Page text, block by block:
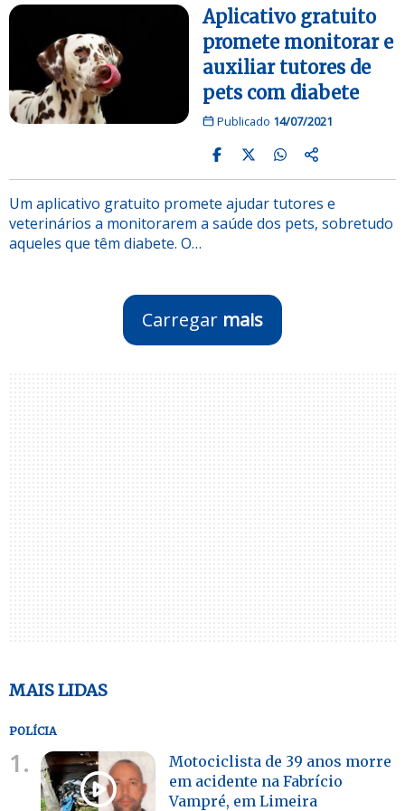
Aplicativo gratuito
promete monitorar e
auxiliar tutores de
pets com diabete
Publicado 14/07/2021
Um aplicativo gratuito promete ajudar tutores e
veterinários a monitorarem a saúde dos pets, sobretudo
aqueles que têm diabete. O…
Carregar mais
MAIS LIDAS
POLÍCIA
1.
Motociclista de 39 anos morre
em acidente na Fabrício
Vampré, em Limeira